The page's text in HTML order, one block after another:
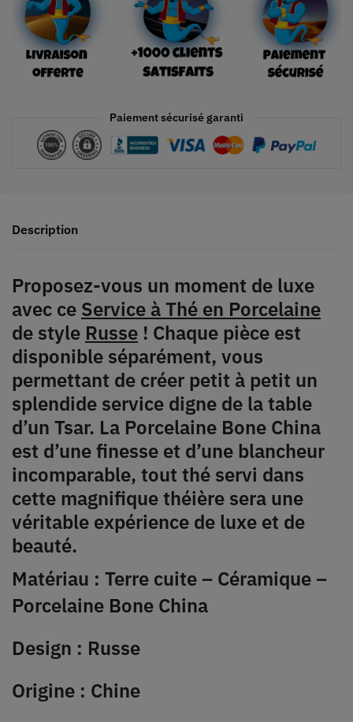
Paiement sécurisé garanti
Description
Proposez-vous un moment de luxe
avec ce Service à Thé en Porcelaine
de style Russe ! Chaque pièce est
disponible séparément, vous
permettant de créer petit à petit un
splendide service digne de la table
d’un Tsar. La Porcelaine Bone China
est d’une finesse et d’une blancheur
incomparable, tout thé servi dans
cette magnifique théière sera une
véritable expérience de luxe et de
beauté.
Matériau : Terre cuite – Céramique –
Porcelaine Bone China
Design : Russe
Origine : Chine